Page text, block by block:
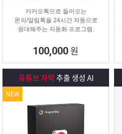
카카오톡으로 들어오는
문의/알림톡을 24시간 자동으로
응대해주는 자동화 프로그램.
100,000 원
유튜브 자막추출 생성 AI
NEW